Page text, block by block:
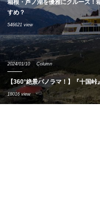
箱根・芦ノ湖を優雅にクルーズ！
すめ？
546621 view
2024/01/10 Column
【360°絶景パノラマ！】『十国
18016 view